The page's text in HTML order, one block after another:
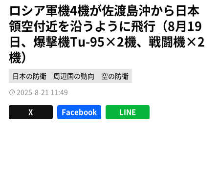
ロシア軍機4機が佐渡島沖から日本
領空付近を沿うように飛行（8月19
日、爆撃機Tu-95×2機、戦闘機×2
機）
日本の防衛 周辺国の動向
空の防衛
2025-8-21 11:49
X Facebook LINE